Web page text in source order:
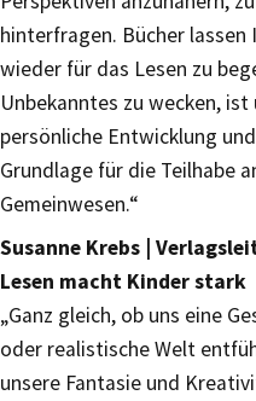
hinterfragen. Bücher
wieder für das Lesen zu
Unbekanntes zu wecken,
persönliche Entwicklung
Grundlage für die Teilhabe
Gemeinwesen.“
Susanne Krebs |
Lesen macht Kinder stark
„Ganz gleich, ob uns eine
oder realistische Welt
unsere Fantasie und